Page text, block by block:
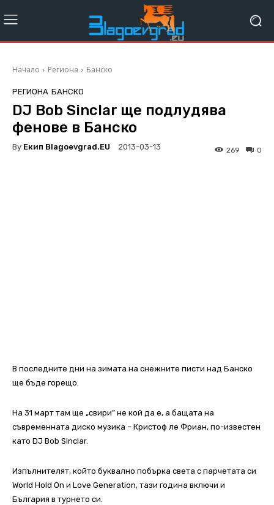
Начало Региона Банско
РЕГИОНА БАНСКО
DJ Bob Sinclar ще подлудява
фенове в Банско
By Екип Blagoevgrad.EU 2013-03-13 0
269
В последните дни на зимата на снежните писти над Банско
ще бъде горещо.
На 31 март там ще „свири” не кой да е, а бащата на
съвременната диско музика – Кристоф ле Фриан, по-известен
като DJ Bob Sinclar.
Изпълнителят, който буквално побърка света с парчетата си
World Hold On и Love Generation, тази година включи и
България в турнето си.